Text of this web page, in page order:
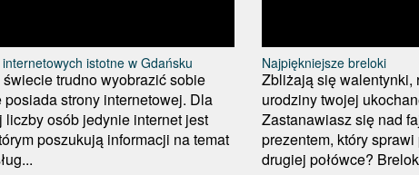
istotne w Gdańsku
trudno wyobrazić sobie
posiada strony internetowej. Dla
liczby osób jedynie internet jest
poszukują informacji na temat
Najpiękniejsze breloki
Zbliżają się walentynki,
urodziny twojej
Zastanawiasz się nad
prezentem, który
drugiej połówce?